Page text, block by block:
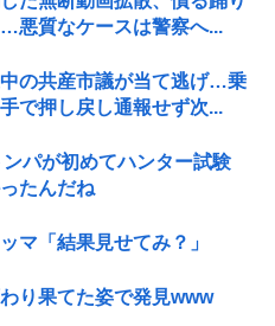
悪質なケースは警察へ...
中の共産市議が当て逃げ…乗
で押し戻し通報せず次...
パが初めてハンター試験
たんだね
マ「結果見せてみ？」
り果てた姿で発見www